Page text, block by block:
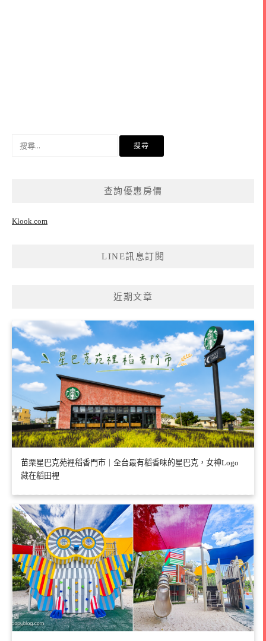
查詢優惠房價
Klook.com
LINE訊息訂閱
近期文章
苗栗星巴克苑裡稻香門市｜全台最有稻香味的星巴克，女神Logo
藏在稻田裡